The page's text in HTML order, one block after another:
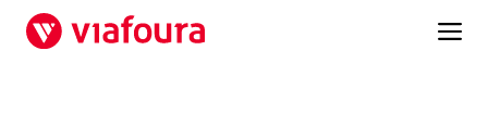
Inhalt